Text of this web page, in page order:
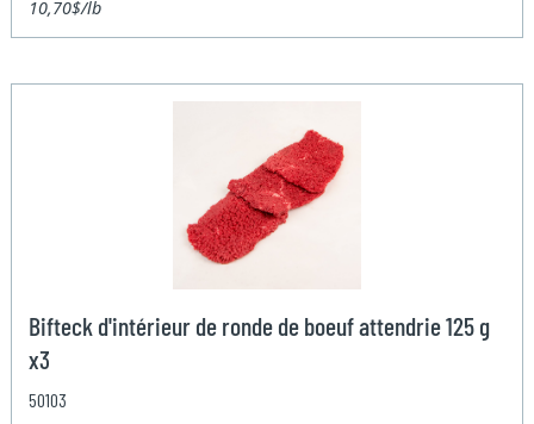
10,70$/lb
Bifteck d'intérieur de ronde de boeuf attendrie 125 g
x3
50103